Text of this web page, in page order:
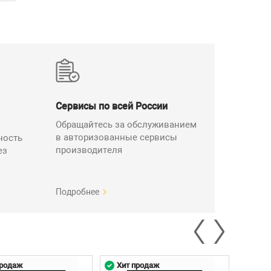
Сервисы по всей России
Обращайтесь за обслуживанием
в авторизованные сервисы
производителя
Подробнее
Хит продаж